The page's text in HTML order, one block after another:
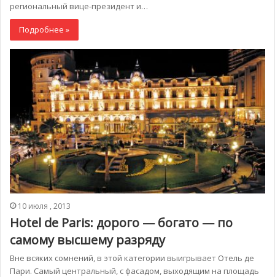
региональный вице-президент и…
Подробнее »
10 июля , 2013
Hotel de Paris: дорого — богато — по
самому высшему разряду
Вне всяких сомнений, в этой категории выигрывает Отель де
Пари. Самый центральный, с фасадом, выходящим на площадь